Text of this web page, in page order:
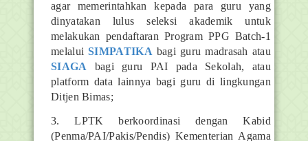
agar memerintahkan kepada para guru yang
dinyatakan lulus seleksi akademik untuk
melakukan pendaftaran Program PPG Batch-1
melaluiSIMPATIKA bagi guru madrasah atau
SIAGA bagi guru PAI pada Sekolah, atau
platform data lainnya bagi guru di lingkungan
Ditjen Bimas;
3. LPTK berkoordinasi dengan Kabid
(Penma/PAI/Pakis/Pendis) Kementerian Agama